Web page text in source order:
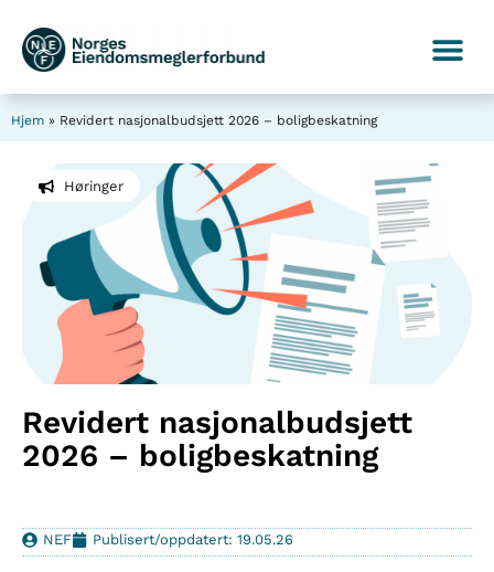
Hjem » Revidert nasjonalbudsjett 2026 – boligbeskatning
Høringer
Revidert nasjonalbudsjett
2026 – boligbeskatning
NEF Publisert/oppdatert: 19.05.26